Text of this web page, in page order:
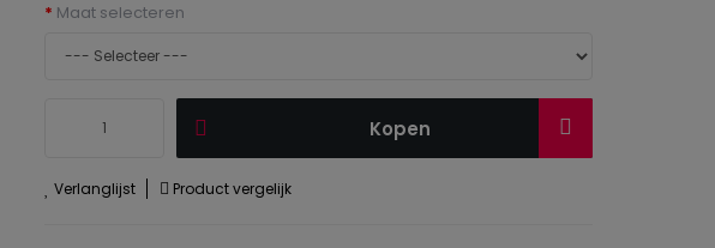
Maat selecteren
Kopen
Verlanglijst Product vergelijk